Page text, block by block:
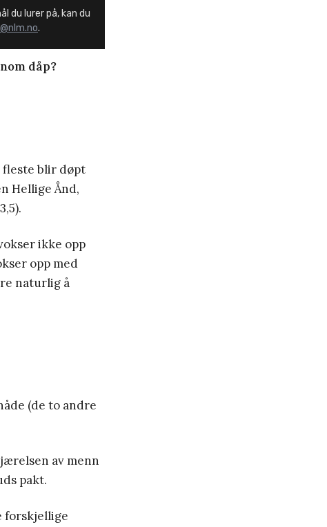
du lurer på, kan du
.
dåp?
fleste blir døpt
Hellige Ånd,
ikke opp
opp med
naturlig å
(de to andre
av menn
pakt.
forskjellige